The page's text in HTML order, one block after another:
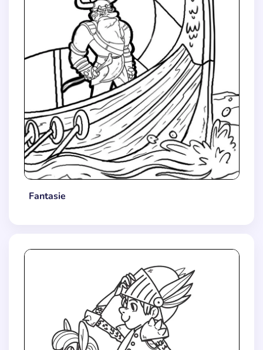
Fantasie